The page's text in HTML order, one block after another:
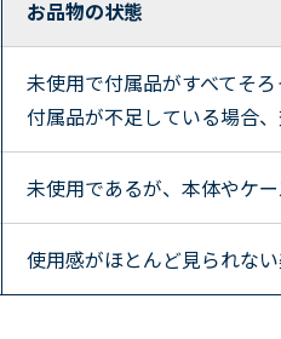
お品物の状態
未使用で付属品がすべてそろ
付属品が不足している場合
未使用であるが、本体やケ
使用感がほとんど見られな